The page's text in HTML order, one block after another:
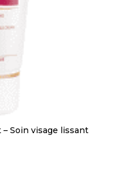
Soin visage lissant